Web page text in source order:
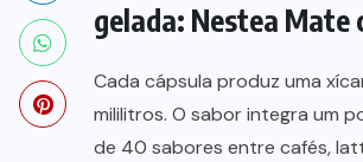
gelada: Nestea Mate
Cada cápsula produz uma
mililitros. O sabor integra um
de 40 sabores entre cafés,